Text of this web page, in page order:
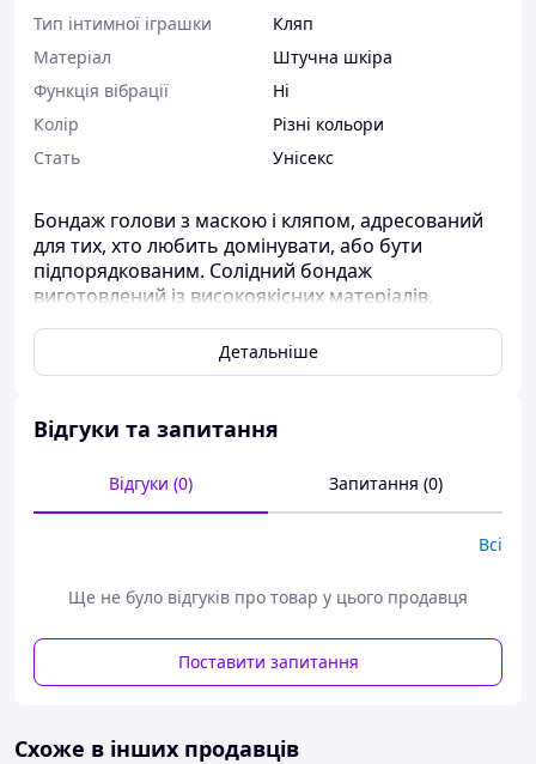
Тип інтимної іграшки
Кляп
Матеріал
Штучна шкіра
Функція вібрації
Ні
Колір
Різні кольори
Стать
Унісекс
Бондаж голови з маскою і кляпом, адресований
для тих, хто любить домінувати, або бути
підпорядкованим. Солідний бондаж
виготовлений із високоякісних матеріалів.
Діаметр кулі — 4,1см.
Матеріал: штучна шкіра, метал, силікон
Детальніше
Відгуки та запитання
Відгуки (0) Запитання (0)
Всі
Ще не було відгуків про товар у цього продавця
Поставити запитання
Схоже в інших продавців